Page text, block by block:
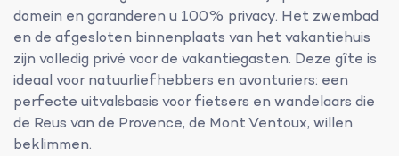
domein en garanderen u 100% privacy. Het zwembad
en de afgesloten binnenplaats van het vakantiehuis
zijn volledig privé voor de vakantiegasten. Deze gîte is
ideaal voor natuurliefhebbers en avonturiers: een
perfecte uitvalsbasis voor fietsers en wandelaars die
de Reus van de Provence, de Mont Ventoux, willen
beklimmen.